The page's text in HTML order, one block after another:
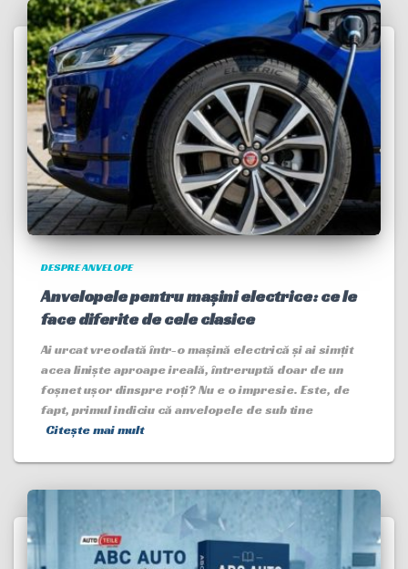
DESPRE ANVELOPE
Anvelopele pentru mașini electrice: ce le
face diferite de cele clasice
Ai urcat vreodată într-o mașină electrică și ai simțit
acea liniște aproape ireală, întreruptă doar de un
foșnet ușor dinspre roți? Nu e o impresie. Este, de
fapt, primul indiciu că anvelopele de sub tine
Citește mai mult